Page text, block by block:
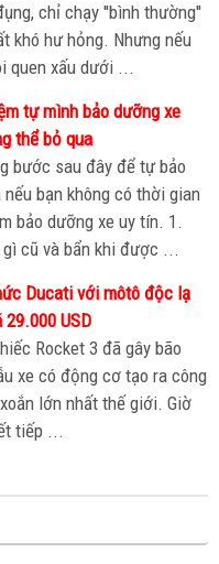
chỉ chạy ''bình thường''
khó hư hỏng. Nhưng nếu
quen xấu dưới ...
tự mình bảo dưỡng xe
thể bỏ qua
bước sau đây để tự bảo
bạn không có thời gian
bảo dưỡng xe uy tín. 1.
cũ và bẩn khi được ...
Ducati với môtô độc lạ
29.000 USD
Rocket 3 đã gây bão
xe có động cơ tạo ra công
lớn nhất thế giới. Giờ
tiếp ...